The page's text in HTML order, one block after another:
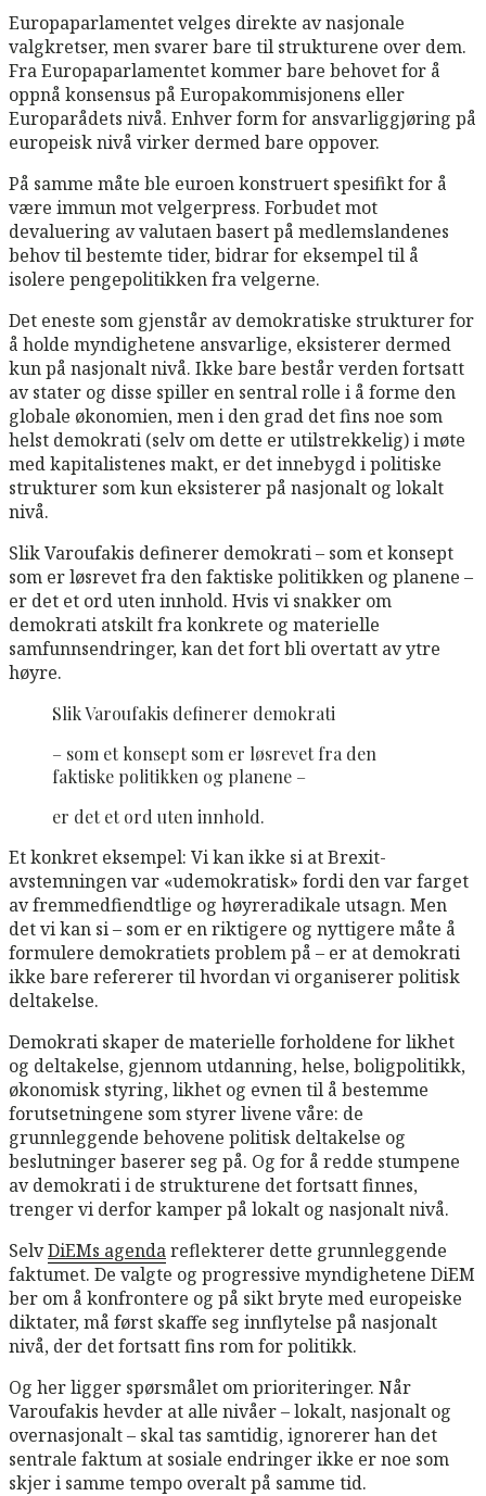
Europaparlamentet velges direkte av nasjonale
valgkretser, men svarer bare til strukturene over dem.
Fra Europaparlamentet kommer bare behovet for å
oppnå konsensus på Europakommisjonens eller
Europarådets nivå. Enhver form for ansvarliggjøring på
europeisk nivå virker dermed bare oppover.
På samme måte ble euroen konstruert spesifikt for å
være immun mot velgerpress. Forbudet mot
devaluering av valutaen basert på medlemslandenes
behov til bestemte tider, bidrar for eksempel til å
isolere pengepolitikken fra velgerne.
Det eneste som gjenstår av demokratiske strukturer for
å holde myndighetene ansvarlige, eksisterer dermed
kun på nasjonalt nivå. Ikke bare består verden fortsatt
av stater og disse spiller en sentral rolle i å forme den
globale økonomien, men i den grad det fins noe som
helst demokrati (selv om dette er utilstrekkelig) i møte
med kapitalistenes makt, er det innebygd i politiske
strukturer som kun eksisterer på nasjonalt og lokalt
nivå.
Slik Varoufakis definerer demokrati – som et konsept
som er løsrevet fra den faktiske politikken og planene –
er det et ord uten innhold. Hvis vi snakker om
demokrati atskilt fra konkrete og materielle
samfunnsendringer, kan det fort bli overtatt av ytre
høyre.
Slik Varoufakis definerer demokrati
– som et konsept som er løsrevet fra den
faktiske politikken og planene –
er det et ord uten innhold.
Et konkret eksempel: Vi kan ikke si at Brexit-
avstemningen var «udemokratisk» fordi den var farget
av fremmedfiendtlige og høyreradikale utsagn. Men
det vi kan si – som er en riktigere og nyttigere måte å
formulere demokratiets problem på – er at demokrati
ikke bare refererer til hvordan vi organiserer politisk
deltakelse.
Demokrati skaper de materielle forholdene for likhet
og deltakelse, gjennom utdanning, helse, boligpolitikk,
økonomisk styring, likhet og evnen til å bestemme
forutsetningene som styrer livene våre: de
grunnleggende behovene politisk deltakelse og
beslutninger baserer seg på. Og for å redde stumpene
av demokrati i de strukturene det fortsatt finnes,
trenger vi derfor kamper på lokalt og nasjonalt nivå.
SelvDiEMs agendareflekterer dette grunnleggende
faktumet. De valgte og progressive myndighetene DiEM
ber om å konfrontere og på sikt bryte med europeiske
diktater, må først skaffe seg innflytelse på nasjonalt
nivå, der det fortsatt fins rom for politikk.
Og her ligger spørsmålet om prioriteringer. Når
Varoufakis hevder at alle nivåer – lokalt, nasjonalt og
overnasjonalt – skal tas samtidig, ignorerer han det
sentrale faktum at sosiale endringer ikke er noe som
skjer i samme tempo overalt på samme tid.